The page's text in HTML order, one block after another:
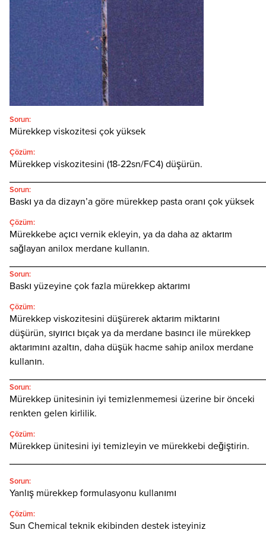
Türkçe
SEARCH
Sorun:
Mürekkep viskozitesi çok yüksek
Çözüm:
Mürekkep viskozitesini (18-22sn/FC4) düşürün.
Sorun:
Baskı ya da dizayn’a göre mürekkep pasta oranı çok yüksek
Çözüm:
Mürekkebe açıcı vernik ekleyin, ya da daha az aktarım
sağlayan anilox merdane kullanın.
Sorun:
Baskı yüzeyine çok fazla mürekkep aktarımı
Çözüm:
Mürekkep viskozitesini düşürerek aktarım miktarını
düşürün, sıyırıcı bıçak ya da merdane basıncı ile mürekkep
aktarımını azaltın, daha düşük hacme sahip anilox merdane
kullanın.
Sorun:
Mürekkep ünitesinin iyi temizlenmemesi üzerine bir önceki
renkten gelen kirlilik.
Çözüm:
Mürekkep ünitesini iyi temizleyin ve mürekkebi değiştirin.
Sorun:
Yanlış mürekkep formulasyonu kullanımı
Çözüm:
Sun Chemical teknik ekibinden destek isteyiniz